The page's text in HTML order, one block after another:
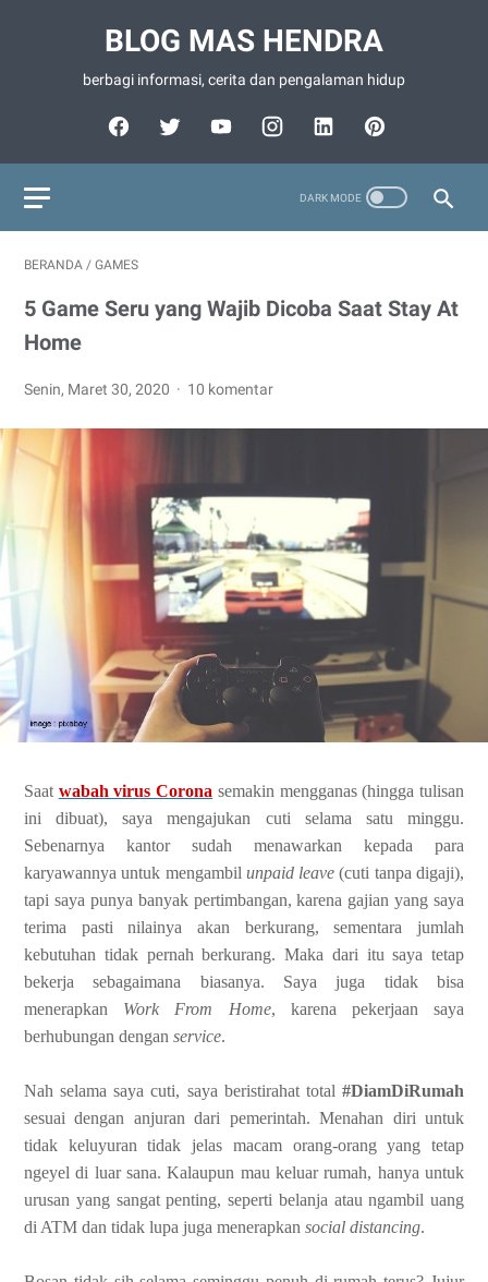
BLOG MAS HENDRA
berbagi informasi, cerita dan pengalaman hidup
BERANDA / GAMES
5 Game Seru yang Wajib Dicoba Saat Stay At
Home
Senin, Maret 30, 2020 10 komentar
Saat wabah virus Corona semakin mengganas (hingga tulisan
ini dibuat), saya mengajukan cuti selama satu minggu.
Sebenarnya kantor sudah menawarkan kepada para
karyawannya untuk mengambil unpaid leave (cuti tanpa digaji),
tapi saya punya banyak pertimbangan, karena gajian yang saya
terima pasti nilainya akan berkurang, sementara jumlah
kebutuhan tidak pernah berkurang. Maka dari itu saya tetap
bekerja sebagaimana biasanya. Saya juga tidak bisa
menerapkan Work From Home, karena pekerjaan saya
berhubungan dengan service.
Nah selama saya cuti, saya beristirahat total #DiamDiRumah
sesuai dengan anjuran dari pemerintah. Menahan diri untuk
tidak keluyuran tidak jelas macam orang-orang yang tetap
ngeyel di luar sana. Kalaupun mau keluar rumah, hanya untuk
urusan yang sangat penting, seperti belanja atau ngambil uang
di ATM dan tidak lupa juga menerapkan social distancing.